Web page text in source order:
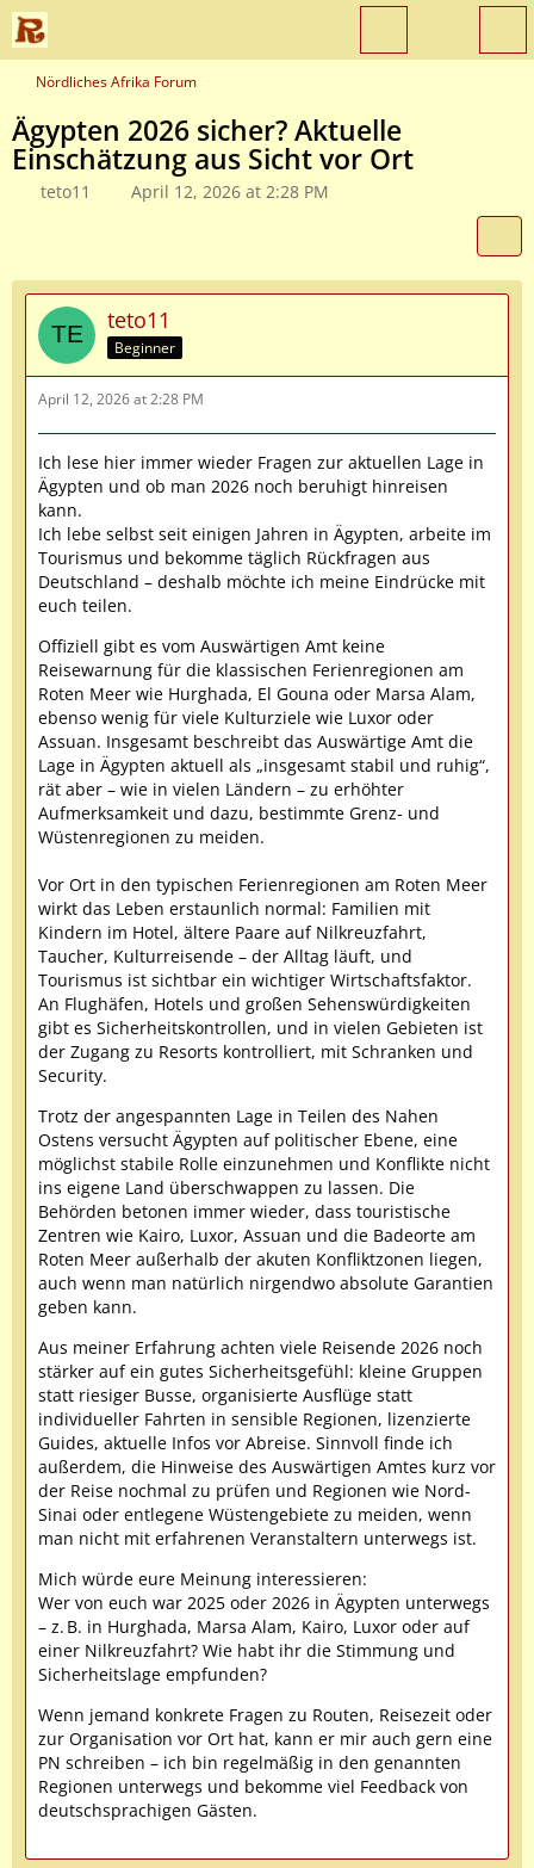
Nördliches Afrika Forum
Ägypten 2026 sicher? Aktuelle
Einschätzung aus Sicht vor Ort
teto11 April 12, 2026 at 2:28 PM
teto11
Beginner
April 12, 2026 at 2:28 PM
Ich lese hier immer wieder Fragen zur aktuellen Lage in
Ägypten und ob man 2026 noch beruhigt hinreisen
kann.
Ich lebe selbst seit einigen Jahren in Ägypten, arbeite im
Tourismus und bekomme täglich Rückfragen aus
Deutschland – deshalb möchte ich meine Eindrücke mit
euch teilen.
Offiziell gibt es vom Auswärtigen Amt keine
Reisewarnung für die klassischen Ferienregionen am
Roten Meer wie Hurghada, El Gouna oder Marsa Alam,
ebenso wenig für viele Kulturziele wie Luxor oder
Assuan. Insgesamt beschreibt das Auswärtige Amt die
Lage in Ägypten aktuell als „insgesamt stabil und ruhig“,
rät aber – wie in vielen Ländern – zu erhöhter
Aufmerksamkeit und dazu, bestimmte Grenz- und
Wüstenregionen zu meiden.
Vor Ort in den typischen Ferienregionen am Roten Meer
wirkt das Leben erstaunlich normal: Familien mit
Kindern im Hotel, ältere Paare auf Nilkreuzfahrt,
Taucher, Kulturreisende – der Alltag läuft, und
Tourismus ist sichtbar ein wichtiger Wirtschaftsfaktor.
An Flughäfen, Hotels und großen Sehenswürdigkeiten
gibt es Sicherheitskontrollen, und in vielen Gebieten ist
der Zugang zu Resorts kontrolliert, mit Schranken und
Security.
Trotz der angespannten Lage in Teilen des Nahen
Ostens versucht Ägypten auf politischer Ebene, eine
möglichst stabile Rolle einzunehmen und Konflikte nicht
ins eigene Land überschwappen zu lassen. Die
Behörden betonen immer wieder, dass touristische
Zentren wie Kairo, Luxor, Assuan und die Badeorte am
Roten Meer außerhalb der akuten Konfliktzonen liegen,
auch wenn man natürlich nirgendwo absolute Garantien
geben kann.
Aus meiner Erfahrung achten viele Reisende 2026 noch
stärker auf ein gutes Sicherheitsgefühl: kleine Gruppen
statt riesiger Busse, organisierte Ausflüge statt
individueller Fahrten in sensible Regionen, lizenzierte
Guides, aktuelle Infos vor Abreise. Sinnvoll finde ich
außerdem, die Hinweise des Auswärtigen Amtes kurz vor
der Reise nochmal zu prüfen und Regionen wie Nord-
Sinai oder entlegene Wüstengebiete zu meiden, wenn
man nicht mit erfahrenen Veranstaltern unterwegs ist.
Mich würde eure Meinung interessieren:
Wer von euch war 2025 oder 2026 in Ägypten unterwegs
– z. B. in Hurghada, Marsa Alam, Kairo, Luxor oder auf
einer Nilkreuzfahrt? Wie habt ihr die Stimmung und
Sicherheitslage empfunden?
Wenn jemand konkrete Fragen zu Routen, Reisezeit oder
zur Organisation vor Ort hat, kann er mir auch gern eine
PN schreiben – ich bin regelmäßig in den genannten
Regionen unterwegs und bekomme viel Feedback von
deutschsprachigen Gästen.